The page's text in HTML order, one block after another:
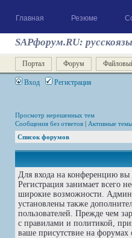
Главная Резюме
SAPфорум.RU:
Портал Форум
Вход Регистрация
Просмотр нерешенных тем
Сообщения без ответов | Активные темы
Список форумов
Для входа на конференцию вы
Регистрация занимает всего
широкие возможности.
установлены также
пользователей. Прежде чем
с правилами и политикой,
ваше присутствие на форумах